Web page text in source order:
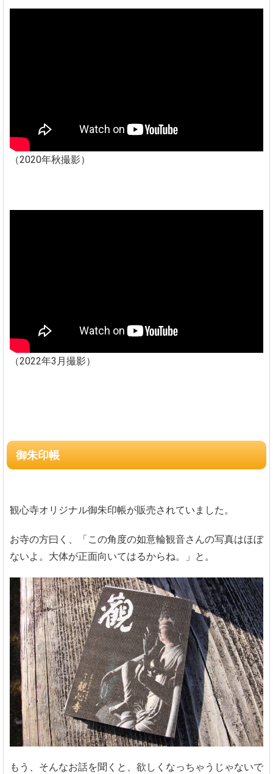
（2020年秋撮影）
（2022年3月撮影）
御朱印帳
観心寺オリジナル御朱印帳が販売されていました。
お寺の方曰く、「この角度の如意輪観音さんの写真はほぼ
ないよ。大体が正面向いてはるからね。」と。
もう、そんなお話を聞くと、欲しくなっちゃうじゃないで